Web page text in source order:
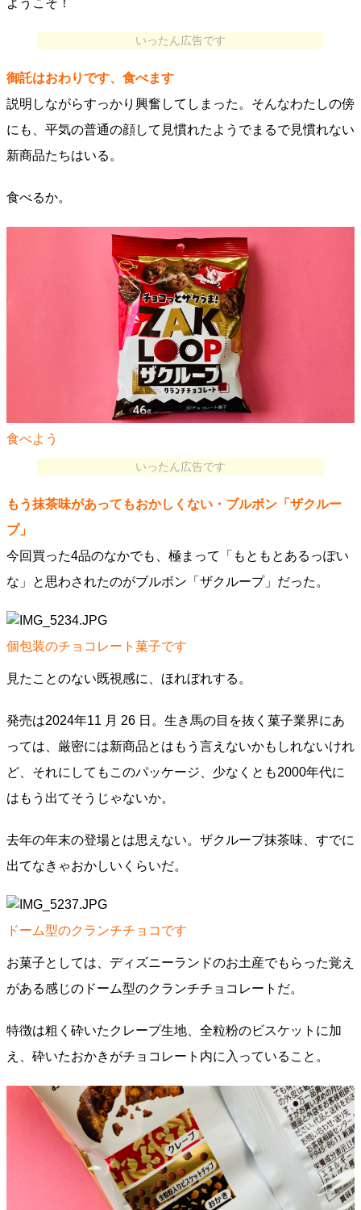
いったん広告です
御託はおわりです、食べます
説明しながらすっかり興奮してしまった。そんなわたしの傍
にも、平気の普通の顔して見慣れたようでまるで見慣れない
新商品たちはいる。
食べるか。
食べよう
いったん広告です
もう抹茶味があってもおかしくない・ブルボン「ザクルー
プ」
今回買った4品のなかでも、極まって「もともとあるっぽい
な」と思わされたのがブルボン「ザクループ」だった。
個包装のチョコレート菓子です
見たことのない既視感に、ほれぼれする。
発売は2024年11 月 26 日。生き馬の目を抜く菓子業界にあ
っては、厳密には新商品とはもう言えないかもしれないけれ
ど、それにしてもこのパッケージ、少なくとも2000年代に
はもう出てそうじゃないか。
去年の年末の登場とは思えない。ザクループ抹茶味、すでに
出てなきゃおかしいくらいだ。
ドーム型のクランチチョコです
お菓子としては、ディズニーランドのお土産でもらった覚え
がある感じのドーム型のクランチチョコレートだ。
特徴は粗く砕いたクレープ生地、全粒粉のビスケットに加
え、砕いたおかきがチョコレート内に入っていること。